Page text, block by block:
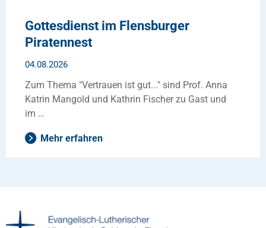
Gottesdienst im Flensburger
Piratennest
04.08.2026
Zum Thema "Vertrauen ist gut..." sind Prof. Anna
Katrin Mangold und Kathrin Fischer zu Gast und
im …
Mehr erfahren